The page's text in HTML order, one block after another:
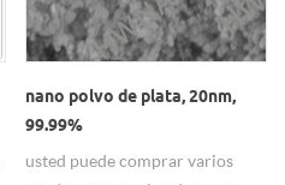
nano polvo de plata, 20nm,
99.99%
usted puede comprar varios